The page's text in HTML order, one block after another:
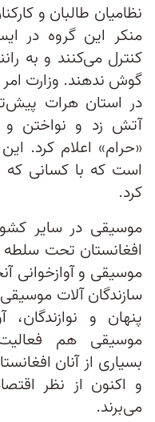
نظامیان طالبان و
منکر این گروه در
کنترل می‌کنند و به
گوش ندهند. وزارت امر
در استان هرات
آتش زد و نواختن و
«حرام» اعلام کرد.
است که با کسانی که
کرد.
موسیقی در سایر
افغانستان تحت سلطه
موسیقی و آوازخوانی
سازندگان آلات
پنهان و
موسیقی هم
بسیاری از آنان
و اکنون از نظر
می‌برند.